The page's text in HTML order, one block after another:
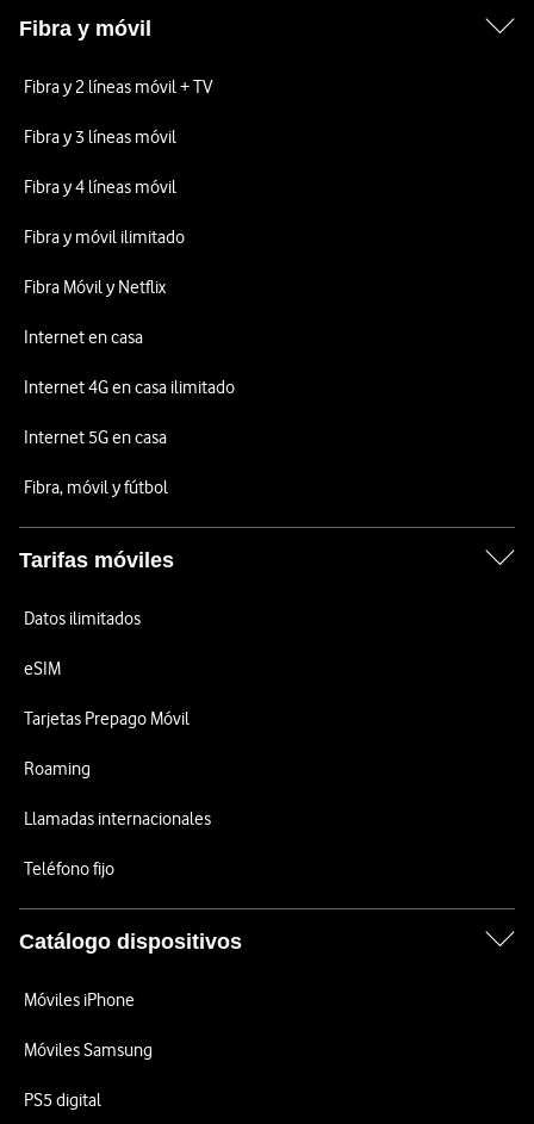
Fibra y móvil
Fibra y 2 líneas móvil + TV
Fibra y 3 líneas móvil
Fibra y 4 líneas móvil
Fibra y móvil ilimitado
Fibra Móvil y Netflix
Internet en casa
Internet 4G en casa ilimitado
Internet 5G en casa
Fibra, móvil y fútbol
Tarifas móviles
Datos ilimitados
eSIM
Tarjetas Prepago Móvil
Roaming
Llamadas internacionales
Teléfono fijo
Catálogo dispositivos
Móviles iPhone
Móviles Samsung
PS5 digital